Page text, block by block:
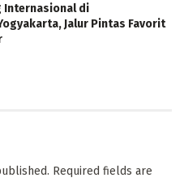
Internasional di
Jalur Pintas Favorit
Required fields are